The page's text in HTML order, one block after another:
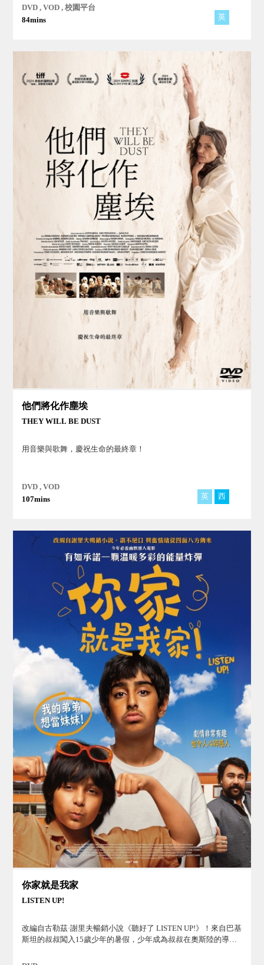
DVD , VOD , 校園平台
84mins
英
他們將化作塵埃
THEY WILL BE DUST
用音樂與歌舞，慶祝生命的最終章！
DVD , VOD
107mins
英 西
你家就是我家
LISTEN UP!
改編自古勒茲·謝里夫暢銷小說《聽好了 LISTEN UP!》！來自巴基
斯坦的叔叔闖入15歲少年的暑假，少年成為叔叔在奧斯陸的導遊